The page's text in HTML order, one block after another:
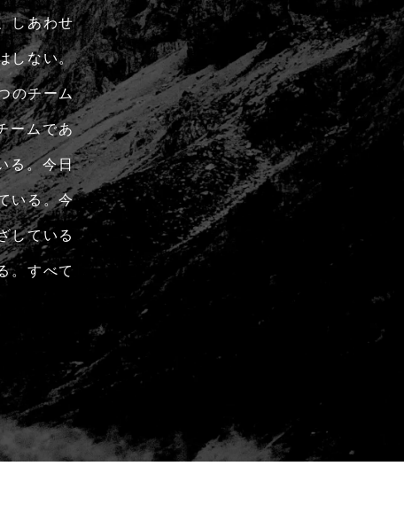
しあわせ
しない。
のチーム
ームであ
る。今日
いる。今
している
。すべて